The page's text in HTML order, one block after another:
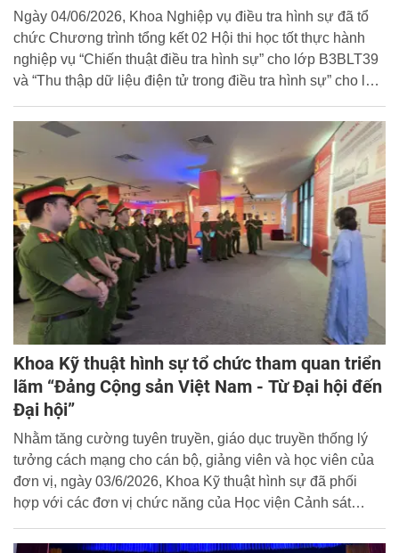
Ngày 04/06/2026, Khoa Nghiệp vụ điều tra hình sự đã tổ
chức Chương trình tổng kết 02 Hội thi học tốt thực hành
nghiệp vụ “Chiến thuật điều tra hình sự” cho lớp B3BLT39
và “Thu thập dữ liệu điện tử trong điều tra hình sự” cho lớp
B11D48. Hội thi được tổ chức bảo đảm nghiêm túc, khách
quan, đúng quy định và đạt chất lượng chuyên môn cao.
Khoa Kỹ thuật hình sự tổ chức tham quan triển
lãm “Đảng Cộng sản Việt Nam - Từ Đại hội đến
Đại hội”
Nhằm tăng cường tuyên truyền, giáo dục truyền thống lý
tưởng cách mạng cho cán bộ, giảng viên và học viên của
đơn vị, ngày 03/6/2026, Khoa Kỹ thuật hình sự đã phối
hợp với các đơn vị chức năng của Học viện Cảnh sát
chuyên ngành Kỹ thuật hình sự tham quan triển lãm “Đảng